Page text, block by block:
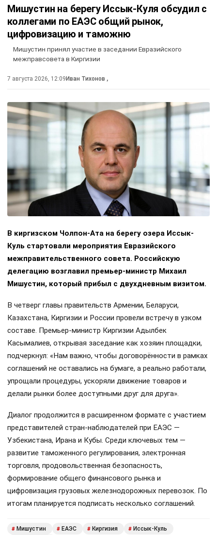
Мишустин на берегу Иссык-Куля обсудил с
коллегами по ЕАЭС общий рынок,
цифровизацию и таможню
Мишустин принял участие в заседании Евразийского
межправсовета в Киргизии
7 августа 2026, 12:09Иван Тихонов ,
В киргизском Чолпон-Ата на берегу озера Иссык-
Куль стартовали мероприятия Евразийского
межправительственного совета. Российскую
делегацию возглавил премьер-министр Михаил
Мишустин, который прибыл с двухдневным визитом.
В четверг главы правительств Армении, Беларуси,
Казахстана, Киргизии и России провели встречу в узком
составе. Премьер-министр Киргизии Адылбек
Касымалиев, открывая заседание как хозяин площадки,
подчеркнул: «Нам важно, чтобы договорённости в рамках
соглашений не оставались на бумаге, а реально работали,
упрощали процедуры, ускоряли движение товаров и
делали рынки более доступными друг для друга».
Диалог продолжится в расширенном формате с участием
представителей стран-наблюдателей при ЕАЭС —
Узбекистана, Ирана и Кубы. Среди ключевых тем —
развитие таможенного регулирования, электронная
торговля, продовольственная безопасность,
формирование общего финансового рынка и
цифровизация грузовых железнодорожных перевозок. По
итогам планируется подписать несколько соглашений.
# Мишустин # ЕАЭС # Киргизия # Иссык-Куль